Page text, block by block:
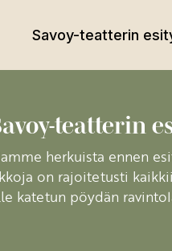
Savoy-teatterin
teatterin
herkuista ennen
on rajoitetusti
katetun pöydän